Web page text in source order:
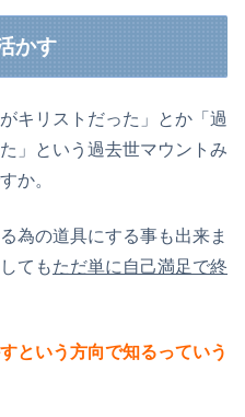
かす
キリストだった」とか「過
」という過去世マウントみ
か。
為の道具にする事も出来ま
てもただ単に自己満足で終
という方向で知るっていう